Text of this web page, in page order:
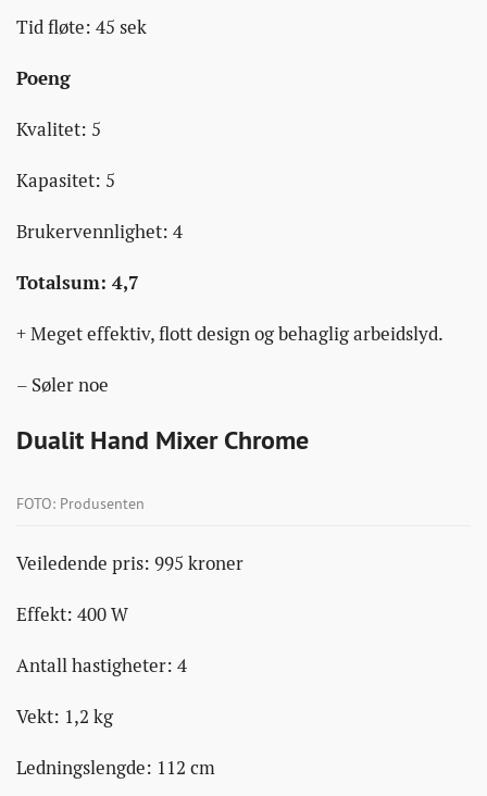
Tid fløte: 45 sek
Poeng
Kvalitet: 5
Kapasitet: 5
Brukervennlighet: 4
Totalsum: 4,7
+ Meget effektiv, flott design og behaglig arbeidslyd.
– Søler noe
Dualit Hand Mixer Chrome
FOTO: Produsenten
Veiledende pris: 995 kroner
Effekt: 400 W
Antall hastigheter: 4
Vekt: 1,2 kg
Ledningslengde: 112 cm